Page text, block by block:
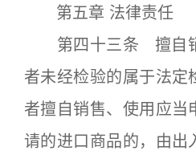
第五章 法律责任
第四十三条 擅自销
者未经检验的属于法定
者擅自销售、使用应当
请的进口商品的，由出